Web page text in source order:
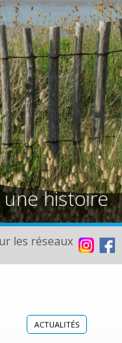
histoire
les réseaux
ACTUALITÉS